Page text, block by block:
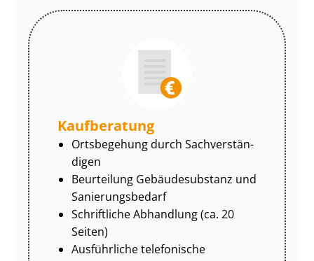
Kaufberatung
Ortsbegehung durch Sach­ver­stän­
di­gen
Beurteilung Gebäudesubstanz und
Sa­nie­rungs­be­darf
Schriftliche Abhandlung (ca. 20
Seiten)
Ausführliche telefonische